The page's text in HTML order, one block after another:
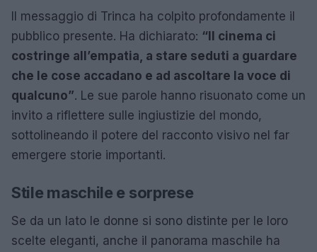
Il messaggio di Trinca ha colpito profondamente il
pubblico presente. Ha dichiarato: “Il cinema ci
costringe all’empatia, a stare seduti a guardare
che le cose accadano e ad ascoltare la voce di
qualcuno”. Le sue parole hanno risuonato come un
invito a riflettere sulle ingiustizie del mondo,
sottolineando il potere del racconto visivo nel far
emergere storie importanti.
Stile maschile e sorprese
Se da un lato le donne si sono distinte per le loro
scelte eleganti, anche il panorama maschile ha